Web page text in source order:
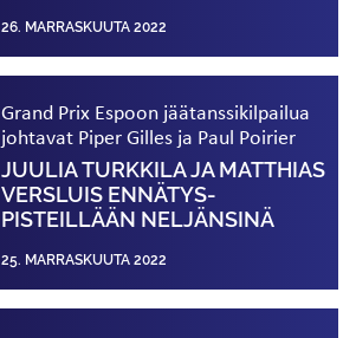
26. MARRASKUUTA 2022
Grand Prix Espoon jäätanssikilpailua
johtavat Piper Gilles ja Paul Poirier
JUULIA TURKKILA JA MATTHIAS
VERSLUIS ENNÄTYS­
PISTEILLÄÄN NELJÄNSINÄ
25. MARRASKUUTA 2022